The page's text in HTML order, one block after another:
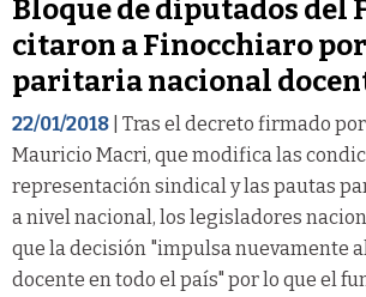
Bloque de diputados del
citaron a Finocchiaro
paritaria nacional
22/01/2018 | Tras el decreto firmado
Mauricio Macri, que modifica las
representación sindical y las pautas
a nivel nacional, los legisladores
que la decisión "impulsa nuevamente
docente en todo el país" por lo que el